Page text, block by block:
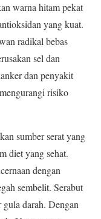
warna hitam pekat
yang kuat.
radikal bebas
sel dan
dan penyakit
risiko
sumber serat yang
diet yang sehat.
dengan
sembelit. Serabut
gula darah. Dengan